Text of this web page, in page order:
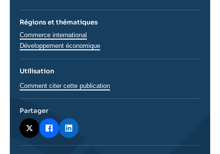
Régions et thématiques
Thématiques
analyses
Commerce international
Développement économique
Utilisation
Comment citer cette publication
Partager